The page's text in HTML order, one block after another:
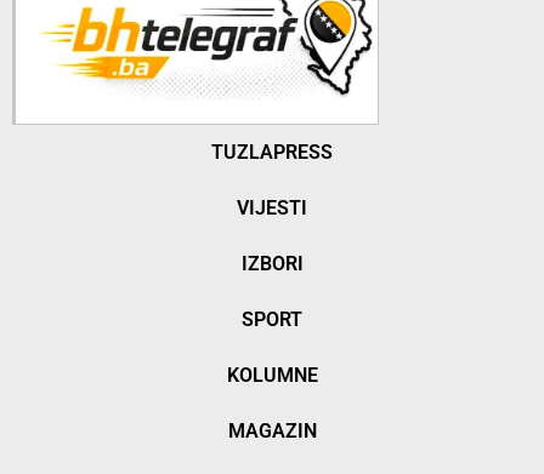
TUZLAPRESS
VIJESTI
IZBORI
SPORT
KOLUMNE
MAGAZIN